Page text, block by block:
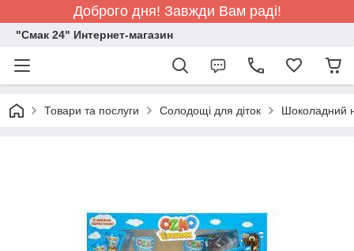
Доброго дня! Завжди Вам раді!
"Смак 24" Интернет-магазин
Товари та послуги Солодощі для діток Шоколадний